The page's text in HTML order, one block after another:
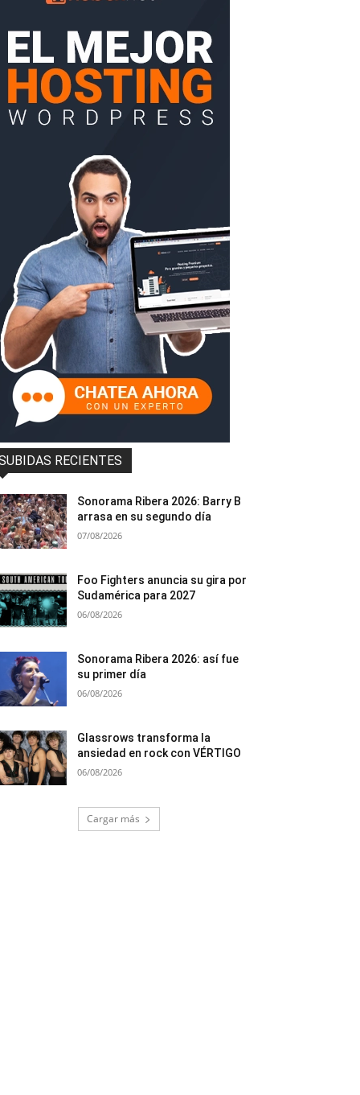
RECIENTES
Sonorama Ribera 2026: Barry B
arrasa en su segundo día
07/08/2026
Foo Fighters anuncia su gira por
Sudamérica para 2027
06/08/2026
Sonorama Ribera 2026: así fue
su primer día
06/08/2026
Glassrows transforma la
ansiedad en rock con VÉRTIGO
06/08/2026
Cargar más